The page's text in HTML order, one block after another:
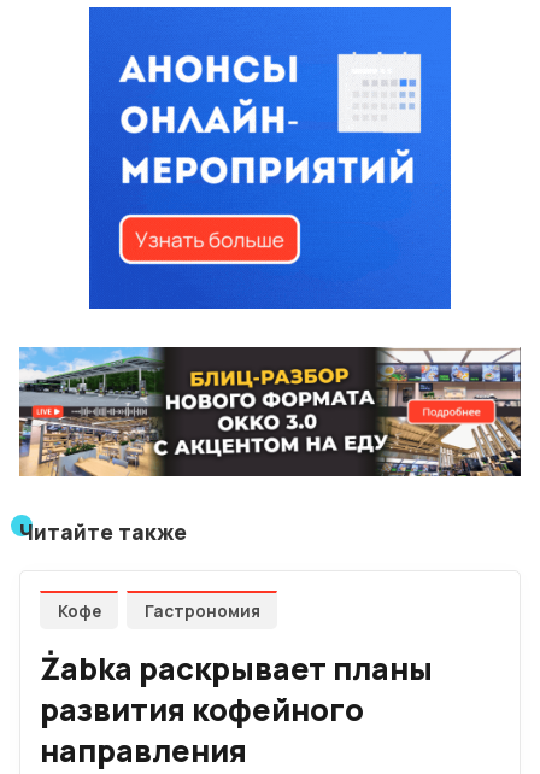
Читайте также
Кофе Гастрономия
Żabka раскрывает планы
развития кофейного
направления